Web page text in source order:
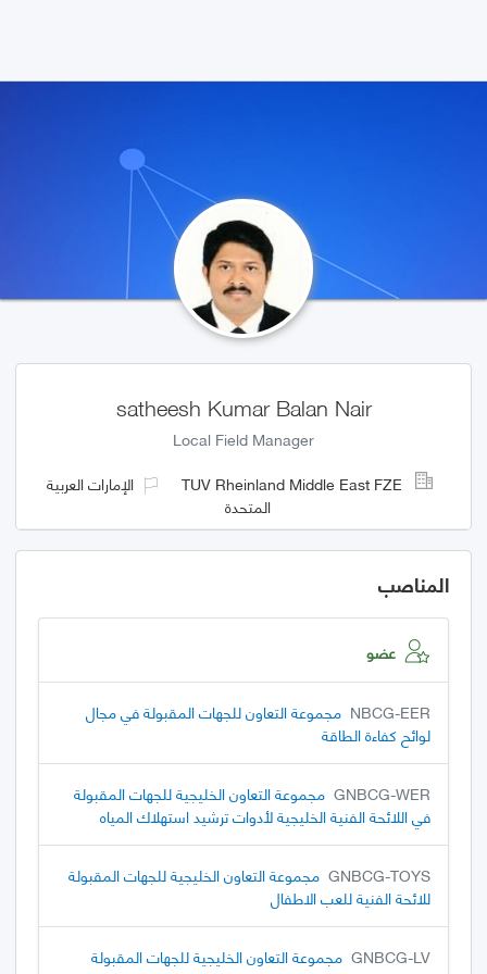
satheesh Kumar Balan Nair
Local Field Manager
الإمارات العربية
المتحدة
المناصب
عضو
NBCG-EER مجموعة التعاون للجهات المقبولة في مجال
لوائح كفاءة الطاقة
GNBCG-WER مجموعة التعاون الخليجية للجهات المقبولة
في اللائحة الفنية الخليجية لأدوات ترشيد استهلاك المياه
GNBCG-TOYS مجموعة التعاون الخليجية للجهات المقبولة
للائحة الفنية للعب الاطفال
GNBCG-LV مجموعة التعاون الخليجية للجهات المقبولة